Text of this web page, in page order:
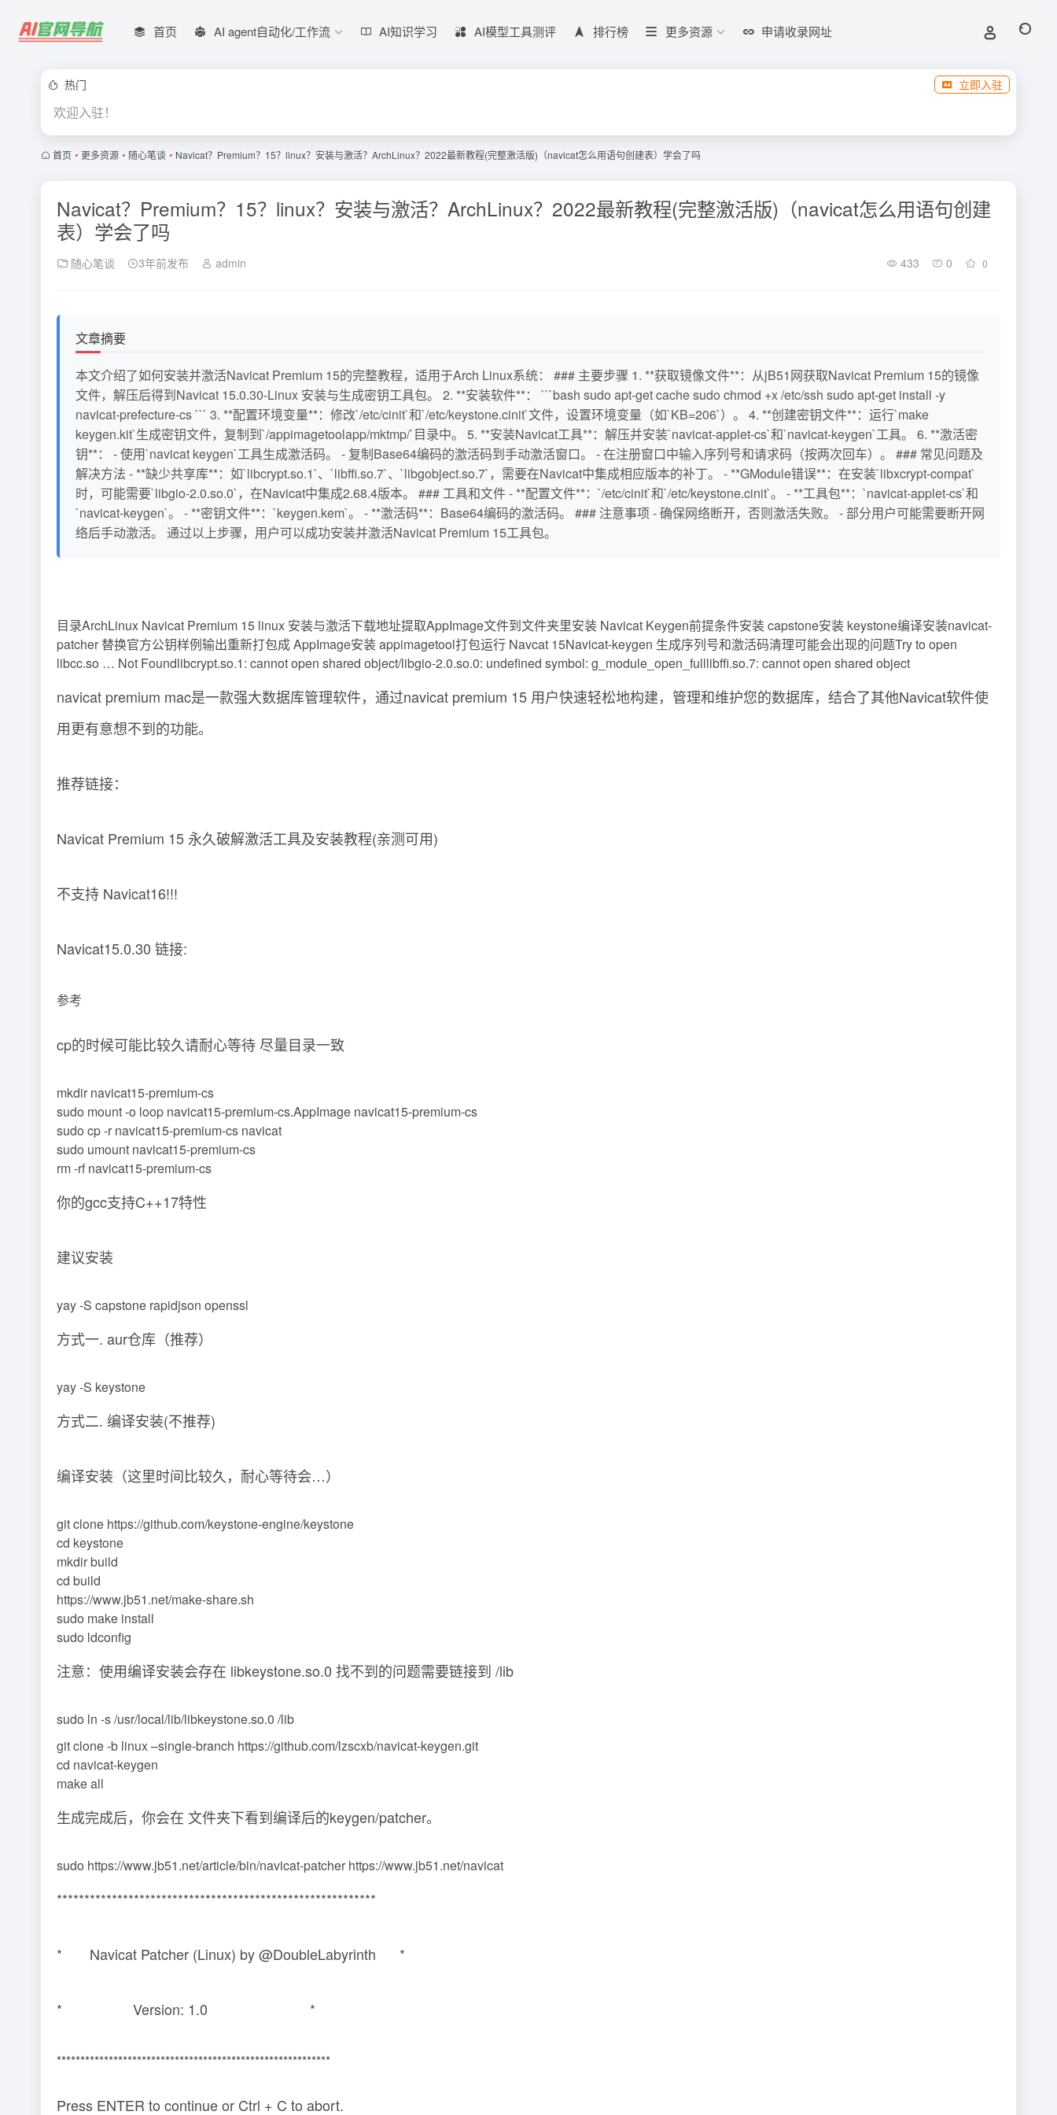
首页 AI agent自动化/工作流 AI知识学习 AI模型工具测评 排行榜 更多资源 申请收录网址
热门 立即入驻
欢迎入驻！
首页 • 更多资源 • 随心笔谈 • Navicat？Premium？15？linux？安装与激活？ArchLinux？2022最新教程(完整激活版)（navicat怎么用语句创建表）学会了吗
Navicat？Premium？15？linux？安装与激活？ArchLinux？2022最新教程(完整激活版)（navicat怎么用语句创建
表）学会了吗
随心笔谈 3年前发布 admin 433 0 0
文章摘要
本文介绍了如何安装并激活Navicat Premium 15的完整教程，适用于Arch Linux系统： ### 主要步骤 1. **获取镜像文件**：从jB51网获取Navicat Premium 15的镜像
文件，解压后得到Navicat 15.0.30-Linux 安装与生成密钥工具包。 2. **安装软件**： ```bash sudo apt-get cache sudo chmod +x /etc/ssh sudo apt-get install -y
navicat-prefecture-cs ``` 3. **配置环境变量**：修改`/etc/cinit`和`/etc/keystone.cinit`文件，设置环境变量（如`KB=206`）。 4. **创建密钥文件**：运行`make
keygen.kit`生成密钥文件，复制到`/appimagetoolapp/mktmp/`目录中。 5. **安装Navicat工具**：解压并安装`navicat-applet-cs`和`navicat-keygen`工具。 6. **激活密
钥**： - 使用`navicat keygen`工具生成激活码。 - 复制Base64编码的激活码到手动激活窗口。 - 在注册窗口中输入序列号和请求码（按两次回车）。 ### 常见问题及
解决方法 - **缺少共享库**：如`libcrypt.so.1`、`libffi.so.7`、`libgobject.so.7`，需要在Navicat中集成相应版本的补丁。 - **GModule错误**：在安装`libxcrypt-compat`
时，可能需要`libgio-2.0.so.0`，在Navicat中集成2.68.4版本。 ### 工具和文件 - **配置文件**：`/etc/cinit`和`/etc/keystone.cinit`。 - **工具包**：`navicat-applet-cs`和
`navicat-keygen`。 - **密钥文件**：`keygen.kem`。 - **激活码**：Base64编码的激活码。 ### 注意事项 - 确保网络断开，否则激活失败。 - 部分用户可能需要断开网
络后手动激活。 通过以上步骤，用户可以成功安装并激活Navicat Premium 15工具包。
目录ArchLinux Navicat Premium 15 linux 安装与激活下载地址提取AppImage文件到文件夹里安装 Navicat Keygen前提条件安装 capstone安装 keystone编译安装navicat-
patcher 替换官方公钥样例输出重新打包成 AppImage安装 appimagetool打包运行 Navcat 15Navicat-keygen 生成序列号和激活码清理可能会出现的问题Try to open
libcc.so … Not Foundlibcrypt.so.1: cannot open shared object/libgio-2.0.so.0: undefined symbol: g_module_open_fulllibffi.so.7: cannot open shared object
navicat premium mac是一款强大数据库管理软件，通过navicat premium 15 用户快速轻松地构建，管理和维护您的数据库，结合了其他Navicat软件使
用更有意想不到的功能。
推荐链接：
Navicat Premium 15 永久破解激活工具及安装教程(亲测可用)
不支持 Navicat16!!!
Navicat15.0.30 链接:
参考
cp的时候可能比较久请耐心等待 尽量目录一致
mkdir navicat15-premium-cs
sudo mount -o loop navicat15-premium-cs.AppImage navicat15-premium-cs
sudo cp -r navicat15-premium-cs navicat
sudo umount navicat15-premium-cs
rm -rf navicat15-premium-cs
你的gcc支持C++17特性
建议安装
yay -S capstone rapidjson openssl
方式一. aur仓库（推荐）
yay -S keystone
方式二. 编译安装(不推荐)
编译安装（这里时间比较久，耐心等待会…）
git clone https://github.com/keystone-engine/keystone
cd keystone
mkdir build
cd build
https://www.jb51.net/make-share.sh
sudo make install
sudo ldconfig
注意：使用编译安装会存在 libkeystone.so.0 找不到的问题需要链接到 /lib
sudo ln -s /usr/local/lib/libkeystone.so.0 /lib
git clone -b linux –single-branch https://github.com/lzscxb/navicat-keygen.git
cd navicat-keygen
make all
生成完成后，你会在 文件夹下看到编译后的keygen/patcher。
sudo https://www.jb51.net/article/bin/navicat-patcher https://www.jb51.net/navicat
**********************************************************
* Navicat Patcher (Linux) by @DoubleLabyrinth *
* Version: 1.0 *
**********************************************************
Press ENTER to continue or Ctrl + C to abort.